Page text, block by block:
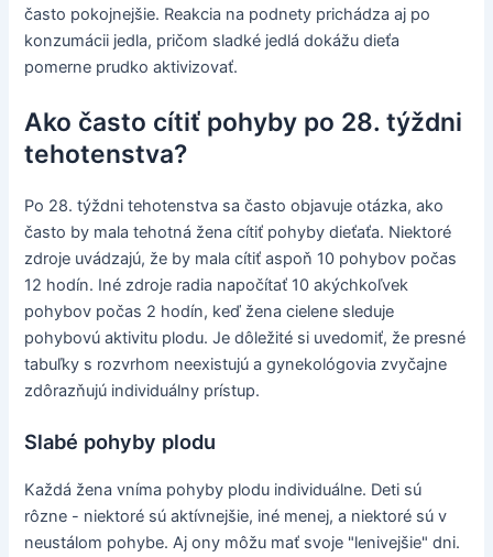
často pokojnejšie. Reakcia na podnety prichádza aj po
konzumácii jedla, pričom sladké jedlá dokážu dieťa
pomerne prudko aktivizovať.
Ako často cítiť pohyby po 28. týždni
tehotenstva?
Po 28. týždni tehotenstva sa často objavuje otázka, ako
často by mala tehotná žena cítiť pohyby dieťaťa. Niektoré
zdroje uvádzajú, že by mala cítiť aspoň 10 pohybov počas
12 hodín. Iné zdroje radia napočítať 10 akýchkoľvek
pohybov počas 2 hodín, keď žena cielene sleduje
pohybovú aktivitu plodu. Je dôležité si uvedomiť, že presné
tabuľky s rozvrhom neexistujú a gynekológovia zvyčajne
zdôrazňujú individuálny prístup.
Slabé pohyby plodu
Každá žena vníma pohyby plodu individuálne. Deti sú
rôzne - niektoré sú aktívnejšie, iné menej, a niektoré sú v
neustálom pohybe. Aj ony môžu mať svoje "lenivejšie" dni.